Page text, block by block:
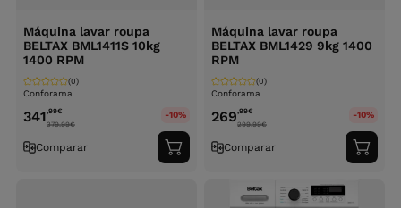
Máquina lavar roupa
BELTAX BML1411S 10kg
1400 RPM
Conforama
(0)
341,99€
379.99€
-10%
Comparar
Adicionar
ao
Máquina lavar roupa
BELTAX BML1429 9kg 1400
RPM
Conforama
(0)
269,99€
299.99€
-10%
Comparar
ao